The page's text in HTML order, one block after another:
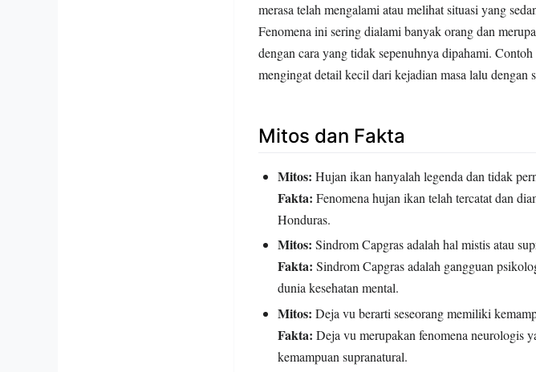
merasa telah mengalami atau melihat situasi yang
Fenomena ini sering dialami banyak orang dan
dengan cara yang tidak sepenuhnya dipahami.
mengingat detail kecil dari kejadian masa lalu dengan
Mitos dan Fakta
Mitos: Hujan ikan hanyalah legenda dan tidak
Fakta: Fenomena hujan ikan telah tercatat dan
Honduras.
Mitos: Sindrom Capgras adalah hal mistis atau
Fakta: Sindrom Capgras adalah gangguan
dunia kesehatan mental.
Mitos: Deja vu berarti seseorang memiliki
Fakta: Deja vu merupakan fenomena neurologis
kemampuan supranatural.